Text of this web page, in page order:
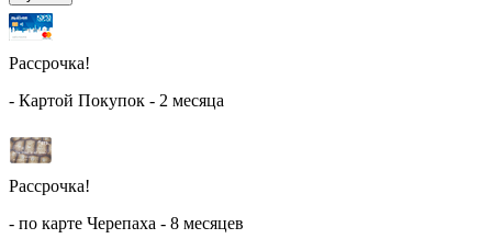
Рассрочка!
- Картой Покупок - 2 месяца
Рассрочка!
- по карте Черепаха - 8 месяцев